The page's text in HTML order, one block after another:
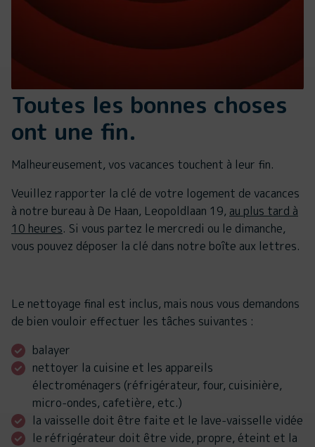
Toutes les bonnes choses
ont une fin.
Malheureusement, vos vacances touchent à leur fin.
Veuillez rapporter la clé de votre logement de vacances
à notre bureau à De Haan, Leopoldlaan 19, au plus tard à
10 heures. Si vous partez le mercredi ou le dimanche,
vous pouvez déposer la clé dans notre boîte aux lettres.
Le nettoyage final est inclus, mais nous vous demandons
de bien vouloir effectuer les tâches suivantes :
balayer
nettoyer la cuisine et les appareils
électroménagers (réfrigérateur, four, cuisinière,
micro-ondes, cafetière, etc.)
la vaisselle doit être faite et le lave-vaisselle vidée
le réfrigérateur doit être vide, propre, éteint et la